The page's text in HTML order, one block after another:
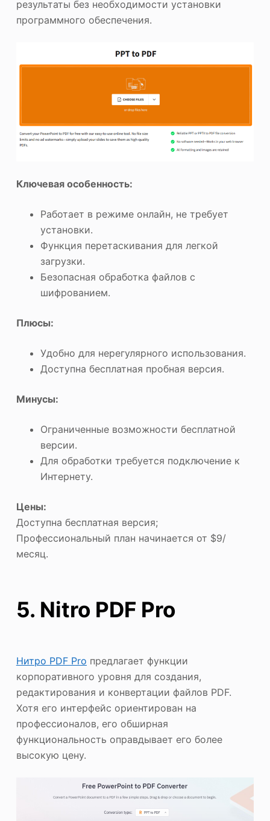
результаты без необходимости установки
программного обеспечения.
Ключевая особенность:
Работает в режиме онлайн, не требует
установки.
Функция перетаскивания для легкой
загрузки.
Безопасная обработка файлов с
шифрованием.
Плюсы:
Удобно для нерегулярного использования.
Доступна бесплатная пробная версия.
Минусы:
Ограниченные возможности бесплатной
версии.
Для обработки требуется подключение к
Интернету.
Цены:
Доступна бесплатная версия;
Профессиональный план начинается от $9/
месяц.
5. Nitro PDF Pro
Нитро PDF Pro предлагает функции
корпоративного уровня для создания,
редактирования и конвертации файлов PDF.
Хотя его интерфейс ориентирован на
профессионалов, его обширная
функциональность оправдывает его более
высокую цену.